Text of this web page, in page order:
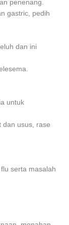
penenang.
gastric, pedih
dan ini
untuk
dan usus, rase
serta masalah